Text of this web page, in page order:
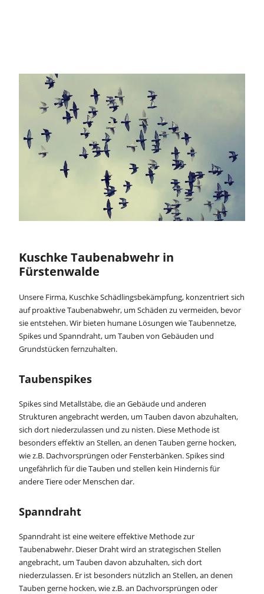
Kuschke Taubenabwehr in
Fürstenwalde
Unsere Firma, Kuschke Schädlingsbekämpfung, konzentriert sich
auf proaktive Taubenabwehr, um Schäden zu vermeiden, bevor
sie entstehen. Wir bieten humane Lösungen wie Taubennetze,
Spikes und Spanndraht, um Tauben von Gebäuden und
Grundstücken fernzuhalten.
Taubenspikes
Spikes sind Metallstäbe, die an Gebäude und anderen
Strukturen angebracht werden, um Tauben davon abzuhalten,
sich dort niederzulassen und zu nisten. Diese Methode ist
besonders effektiv an Stellen, an denen Tauben gerne hocken,
wie z.B. Dachvorsprüngen oder Fensterbänken. Spikes sind
ungefährlich für die Tauben und stellen kein Hindernis für
andere Tiere oder Menschen dar.
Spanndraht
Spanndraht ist eine weitere effektive Methode zur
Taubenabwehr. Dieser Draht wird an strategischen Stellen
angebracht, um Tauben davon abzuhalten, sich dort
niederzulassen. Er ist besonders nützlich an Stellen, an denen
Tauben gerne hocken, wie z.B. an Dachvorsprüngen oder